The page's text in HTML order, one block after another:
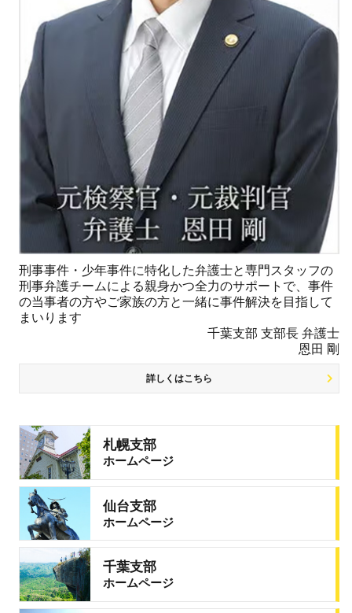
刑事事件・少年事件に特化した弁護士と専門スタッフの
刑事弁護チームによる親身かつ全力のサポートで、事件
の当事者の方やご家族の方と一緒に事件解決を目指して
まいります
千葉支部 支部長 弁護士
恩田 剛
詳しくはこちら
札幌支部
ホームページ
仙台支部
ホームページ
千葉支部
ホームページ